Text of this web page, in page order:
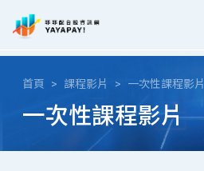
首頁 課程影片 一次性課程影片
一次性課程影片